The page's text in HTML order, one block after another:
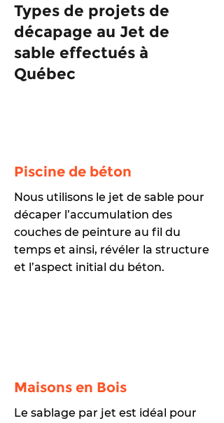
Types de projets de
décapage au Jet de
sable effectués à
Québec
Piscine de béton
Nous utilisons le jet de sable pour
décaper l’accumulation des
couches de peinture au fil du
temps et ainsi, révéler la structure
et l’aspect initial du béton.
Maisons en Bois
Le sablage par jet est idéal pour